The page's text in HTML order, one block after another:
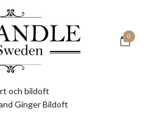
0
och bildoft
Ginger Bildoft